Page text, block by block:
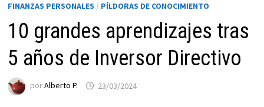
FINANZAS PERSONALES / PÍLDORAS DE CONOCIMIENTO
10 grandes aprendizajes tras
5 años de Inversor Directivo
porAlberto P. 23/03/2024